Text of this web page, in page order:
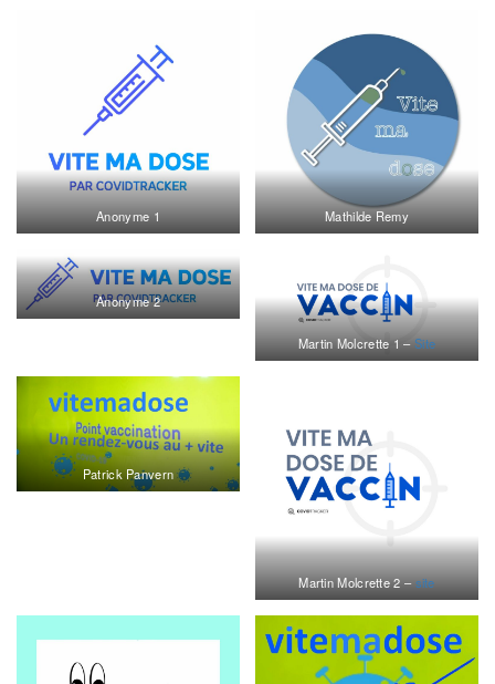
Anonyme 1 Mathilde Remy
Anonyme 2
Martin Molcrette 1 –Site
Patrick Panvern
Martin Molcrette 2 –site